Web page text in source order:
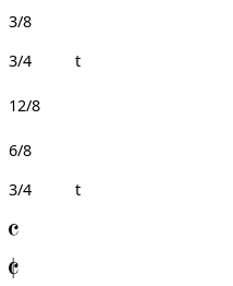
3/8
3/4
t
12/8
6/8
3/4
t